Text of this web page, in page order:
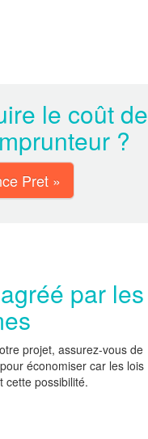
le coût de
?
Pret »
par les
projet, assurez-vous de
économiser car les lois
cette possibilité.